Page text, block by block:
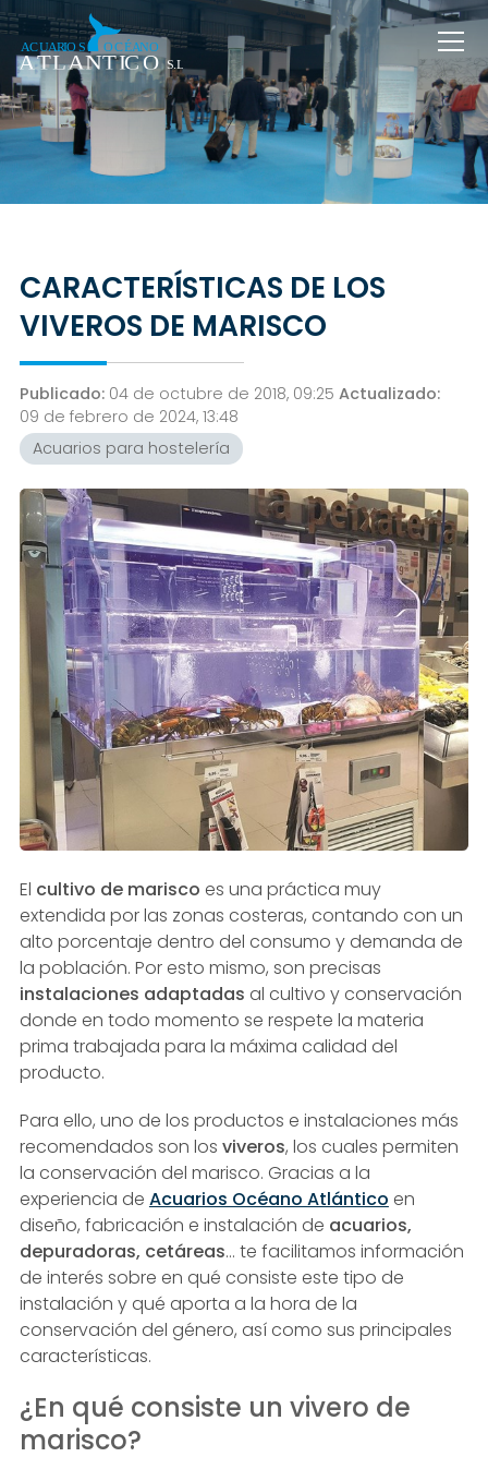
CARACTERÍSTICAS DE LOS
VIVEROS DE MARISCO
Publicado: 04 de octubre de 2018, 09:25 Actualizado:
09 de febrero de 2024, 13:48
Acuarios para hostelería
El cultivo de marisco es una práctica muy
extendida por las zonas costeras, contando con un
alto porcentaje dentro del consumo y demanda de
la población. Por esto mismo, son precisas
instalaciones adaptadas al cultivo y conservación
donde en todo momento se respete la materia
prima trabajada para la máxima calidad del
producto.
Para ello, uno de los productos e instalaciones más
recomendados son los viveros, los cuales permiten
la conservación del marisco. Gracias a la
experiencia de Acuarios Océano Atlántico en
diseño, fabricación e instalación de acuarios,
depuradoras, cetáreas… te facilitamos información
de interés sobre en qué consiste este tipo de
instalación y qué aporta a la hora de la
conservación del género, así como sus principales
características.
¿En qué consiste un vivero de
marisco?